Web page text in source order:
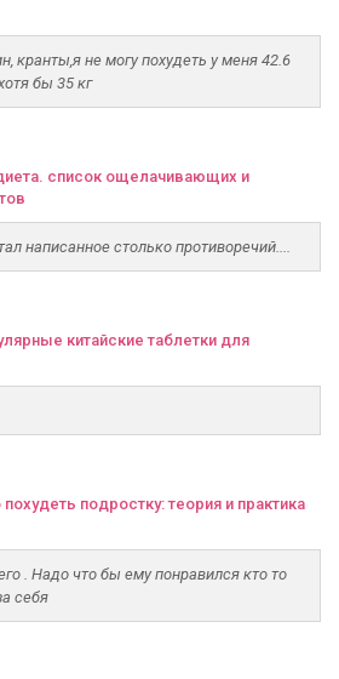
кранты,я не могу похудеть у меня 42.6
бы 35 кг
список ощелачивающих и
написанное столько противоречий....
китайские таблетки для
подростку: теория и практика
. Надо что бы ему понравился кто то
себя